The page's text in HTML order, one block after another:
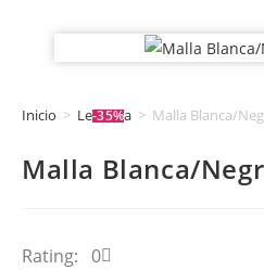
Inicio > Lencería > Malla Blanca/
Malla Blanca/
Rating: 0
-35%